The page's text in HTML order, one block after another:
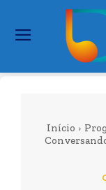
Início